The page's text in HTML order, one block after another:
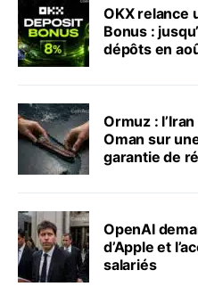
OKX relance
Bonus :
dépôts en
Ormuz :
Oman sur
garantie de
OpenAI
d’Apple et
salariés